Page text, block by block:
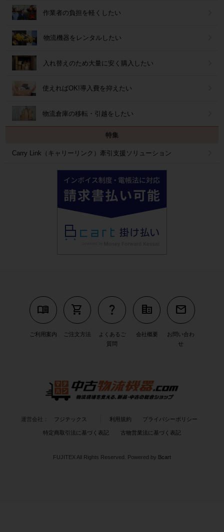
作業者の負担を軽くしたい
物流機器をレンタルしたい
入れ替えのため大量に安く購入したい
使えればOK!導入費を抑えたい
物流倉庫の移転・引越をしたい
特集
Carry Link（キャリーリンク）牽引支援ソリューション
menu_book
ご利用案内
shopping_cart
ご注文方法
question_mark
よくあるご
質問
corporate_fare
会社概要
mail
お問い合わ
せ
運営会社： フジテックス 利用規約 プライバシーポリシー
特定商取引法に基づく表記 古物営業法に基づく表記
FUJITEX All Rights Reserved. Powered by Bcart